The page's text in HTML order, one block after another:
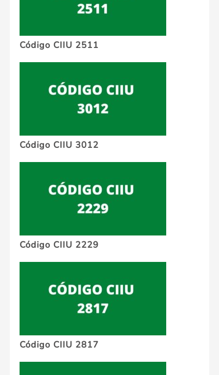
Código CIIU 2511
Código CIIU 3012
Código CIIU 2229
Código CIIU 2817